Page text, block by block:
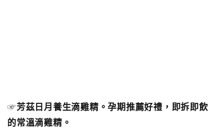
☞芳茲日月養生滴雞精。孕期推薦好禮，即拆即飲
的常溫滴雞精。